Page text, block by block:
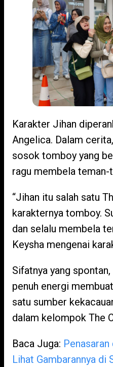
Karakter Jihan
Angelica. Dalam
sosok tomboy yang
ragu membela teman-
“Jihan itu salah satu
karakternya tomboy.
dan selalu membela
Keysha mengenai
Sifatnya yang
penuh energi
satu sumber
dalam kelompok The
Baca Juga:
Lihat Gambarannya di